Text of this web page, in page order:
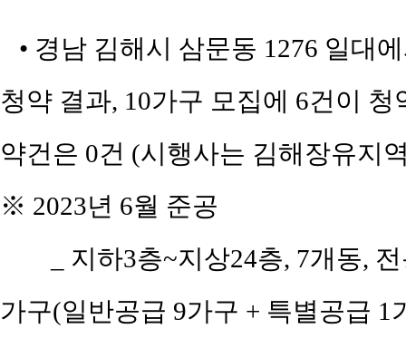
• 경남 김해시 삼문동 1276 일대
청약 결과, 10가구 모집에 6건이
약건은 0건 (시행사는 김해장유지
※ 2023년 6월 준공
_ 지하3층~지상24층, 7개동,
가구(일반공급 9가구 + 특별공급 1